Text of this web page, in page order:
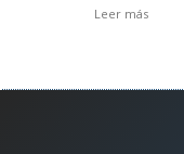
Leer más